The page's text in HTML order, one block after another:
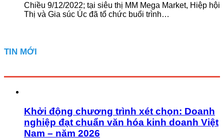
Chiều 9/12/2022; tại siêu thị MM Mega Market, Hiệp hội
Thị và Gia súc Úc đã tổ chức buổi trình…
TIN MỚI
Khởi động chương trình xét chọn: Doanh
nghiệp đạt chuẩn văn hóa kinh doanh Việt
Nam – năm 2026